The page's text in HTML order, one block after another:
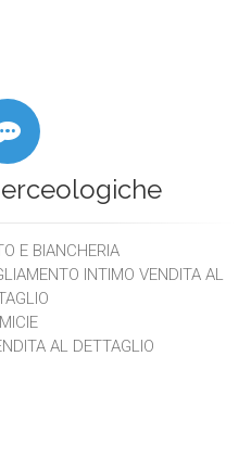
E BIANCHERIA
INTIMO VENDITA AL
AL DETTAGLIO